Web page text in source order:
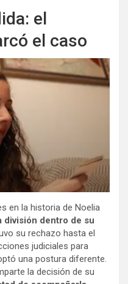
el
el caso
en la historia de Noelia
división dentro de su
su rechazo hasta el
judiciales para
una postura diferente.
la decisión de su